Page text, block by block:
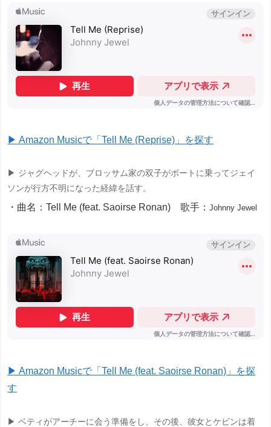
▶ Amazon Musicで「Tell Me (Reprise)」を探す
▶ ジャグヘッドが、ブロッサム家の双子がボートに乗ってジェイ
ソンが行方不明になった経緯を話す。
・曲名：Tell Me (feat. Saoirse Ronan) 歌手：Johnny Jewel
▶ Amazon Musicで「Tell Me (feat. Saoirse Ronan)」を探
す
▶ ベティがアーチーに会う準備をし、その後、彼女とケビンは着